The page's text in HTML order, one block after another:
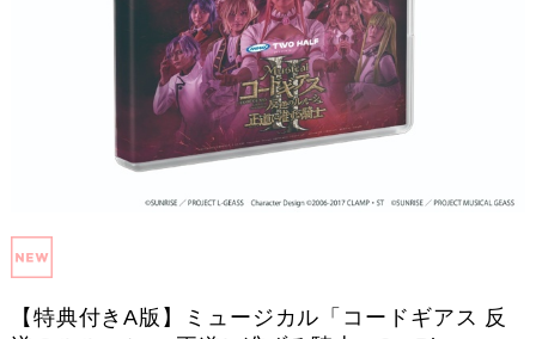
【特典付きA版】ミュージカル「コードギアス 反